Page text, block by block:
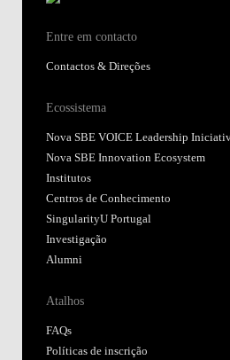
Entre em contacto
Contactos & Direções
Ecossistema
Nova SBE VOICE Leadership
Nova SBE Innovation Ecosystem
Institutos
Centros de Conhecimento
SingularityU Portugal
Investigação
Alumni
Atalhos
FAQs
Políticas de inscrição